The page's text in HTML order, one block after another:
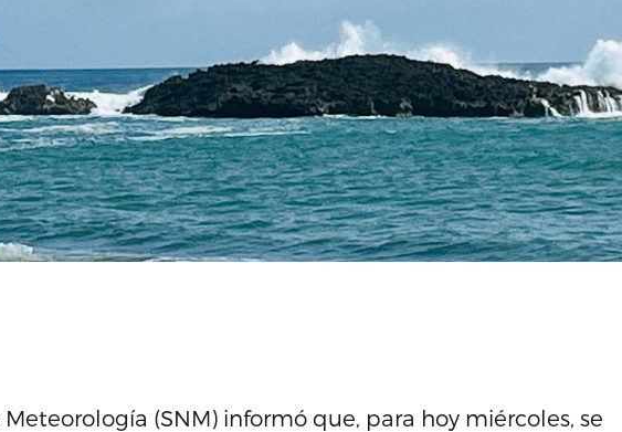
(SNM) informó que, para hoy miércoles, se